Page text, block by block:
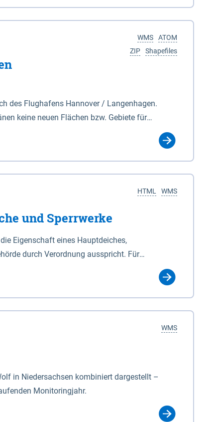
im Osten und Hohnstorf (Elbe) im Westen
umfasst Teile der Landkreise
ATOM
WMS
Shapefiles
ZIP
des Flughafens Hannover / Langenhagen.
keine neuen Flächen bzw. Gebiete für
WMS
HTML
und Sperrwerke
Eigenschaft eines Hauptdeiches,
durch Verordnung ausspricht. Für
(NDG). Die Widmung "2.Deichlinie" ist
bestimmt sind (§2 Abs.3 NDG). Ein Bauwerk
die die Deichbehörde durch Verordnung
WMS
in Niedersachsen kombiniert dargestellt –
Monitoringjahr.